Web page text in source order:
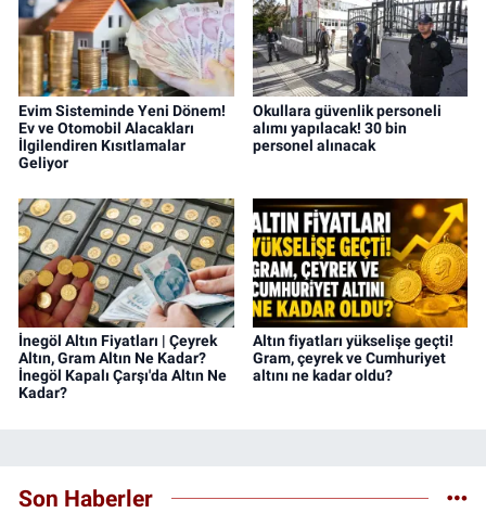
Evim Sisteminde Yeni Dönem!
Ev ve Otomobil Alacakları
İlgilendiren Kısıtlamalar
Geliyor
Okullara güvenlik personeli
alımı yapılacak! 30 bin
personel alınacak
İnegöl Altın Fiyatları | Çeyrek
Altın, Gram Altın Ne Kadar?
İnegöl Kapalı Çarşı'da Altın Ne
Kadar?
Altın fiyatları yükselişe geçti!
Gram, çeyrek ve Cumhuriyet
altını ne kadar oldu?
Son Haberler